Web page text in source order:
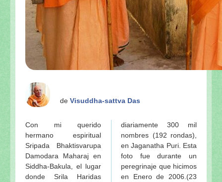
de Visuddha-sattva Das
Con mi querido
hermano espiritual
Sripada Bhaktisvarupa
Damodara Maharaj en
Siddha-Bakula, el lugar
donde Srila Haridas
diariamente 300 mil
nombres (192 rondas),
en Jaganatha Puri. Esta
foto fue durante un
peregrinaje que hicimos
en Enero de 2006.(23